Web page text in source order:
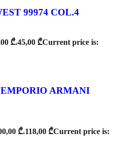
99974 COL.4
₾.45,00 ₾Current price is:
ARMANI
₾.118,00 ₾Current price is: